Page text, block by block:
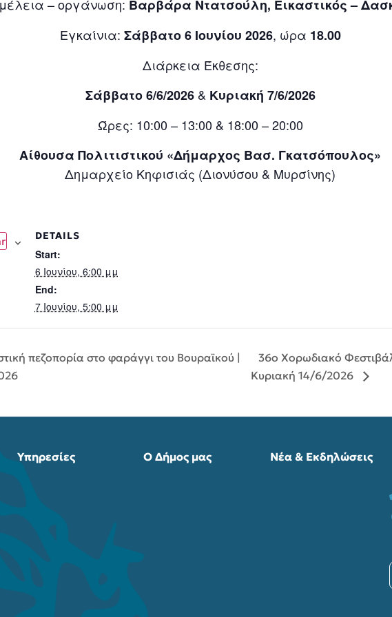
– οργάνωση: Βαρβάρα Ντατσούλη, Εικαστικός –
Εγκαίνια: Σάββατο 6 Ιουνίου 2026, ώρα 18.00
Διάρκεια Έκθεσης:
Σάββατο 6/6/2026 & Κυριακή 7/6/2026
Ώρες: 10:00 – 13:00 & 18:00 – 20:00
Αίθουσα Πολιτιστικού «Δήμαρχος Βασ. Γκατσόπουλος»
Δημαρχείο Κηφισιάς (Διονύσου & Μυρσίνης)
DETAILS
Start:
6 Ιουνίου, 6:00 μμ
End:
7 Ιουνίου, 5:00 μμ
πεζοπορία στο φαράγγι του Βουραϊκού |
36ο Χορωδιακό
Κυριακή 14/6/2026
Υπηρεσίες Ο Δήμος μας Νέα & Εκδηλώσεις